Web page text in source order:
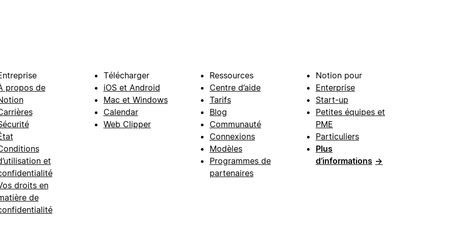
propos de
et
droits en
de
Télécharger
iOS et Android
Mac et Windows
Calendar
Web Clipper
Ressources
Centre d’aide
Tarifs
Blog
Communauté
Connexions
Modèles
Programmes de
partenaires
Notion pour
Enterprise
Start-up
Petites équipes et
PME
Particuliers
Plus
d’informations →